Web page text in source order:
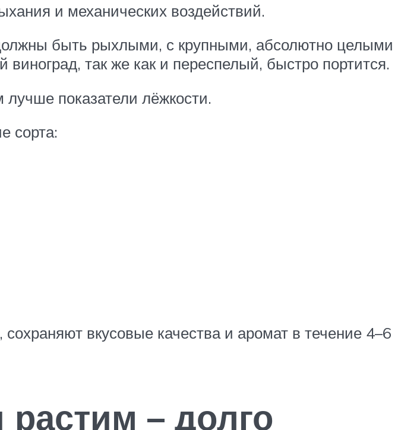
и механических воздействий.
быть рыхлыми, с крупными, абсолютно целыми
так же как и переспелый, быстро портится.
показатели лёжкости.
сорта:
вкусовые качества и аромат в течение 4–6
– долго